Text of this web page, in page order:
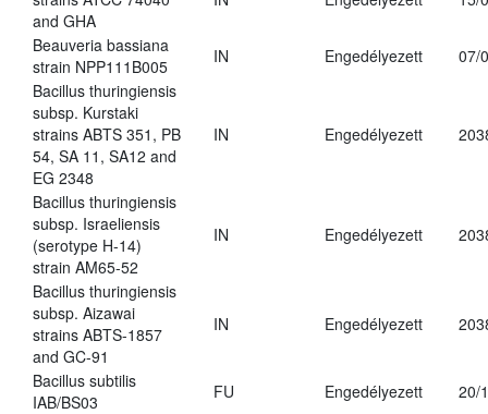
and GHA
Beauveria bassiana
strain NPP111B005
IN Engedélyezett
07/
Bacillus thuringiensis
subsp. Kurstaki
strains ABTS 351, PB
54, SA 11, SA12 and
EG 2348
IN Engedélyezett
Bacillus thuringiensis
subsp. Israeliensis
(serotype H-14)
strain AM65-52
IN Engedélyezett
Bacillus thuringiensis
subsp. Aizawai
strains ABTS-1857
and GC-91
IN Engedélyezett
Bacillus subtilis
IAB/BS03
FU Engedélyezett
20/